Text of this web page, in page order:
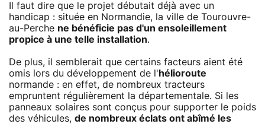
Il faut dire que le projet débutait déjà avec un
handicap : située en Normandie, la ville de Tourouvre-
au-Perche ne bénéficie pas d'un ensoleillement
propice à une telle installation.
De plus, il semblerait que certains facteurs aient été
omis lors du développement de l' hélioroute
normande : en effet, de nombreux tracteurs
empruntent régulièrement la départementale. Si les
panneaux solaires sont conçus pour supporter le poids
des véhicules, de nombreux éclats ont abîmé les